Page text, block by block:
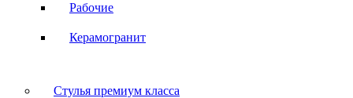
Рабочие
Керамогранит
Стулья премиум класса